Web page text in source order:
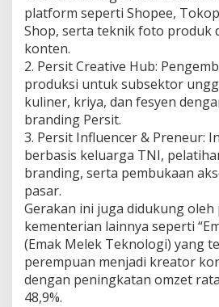
D
i
g
t
a
l
platform seperti Shopee,
Shop, serta teknik foto produk
konten.
2. Persit Creative Hub:
produksi untuk subsektor
kuliner, kriya, dan fesyen
branding Persit.
3. Persit Influencer & Preneur:
berbasis keluarga TNI,
branding, serta pembukaan
pasar.
Gerakan ini juga didukung
kementerian lainnya seperti
(Emak Melek Teknologi) yang
perempuan menjadi kreator
dengan peningkatan omzet
48,9%.